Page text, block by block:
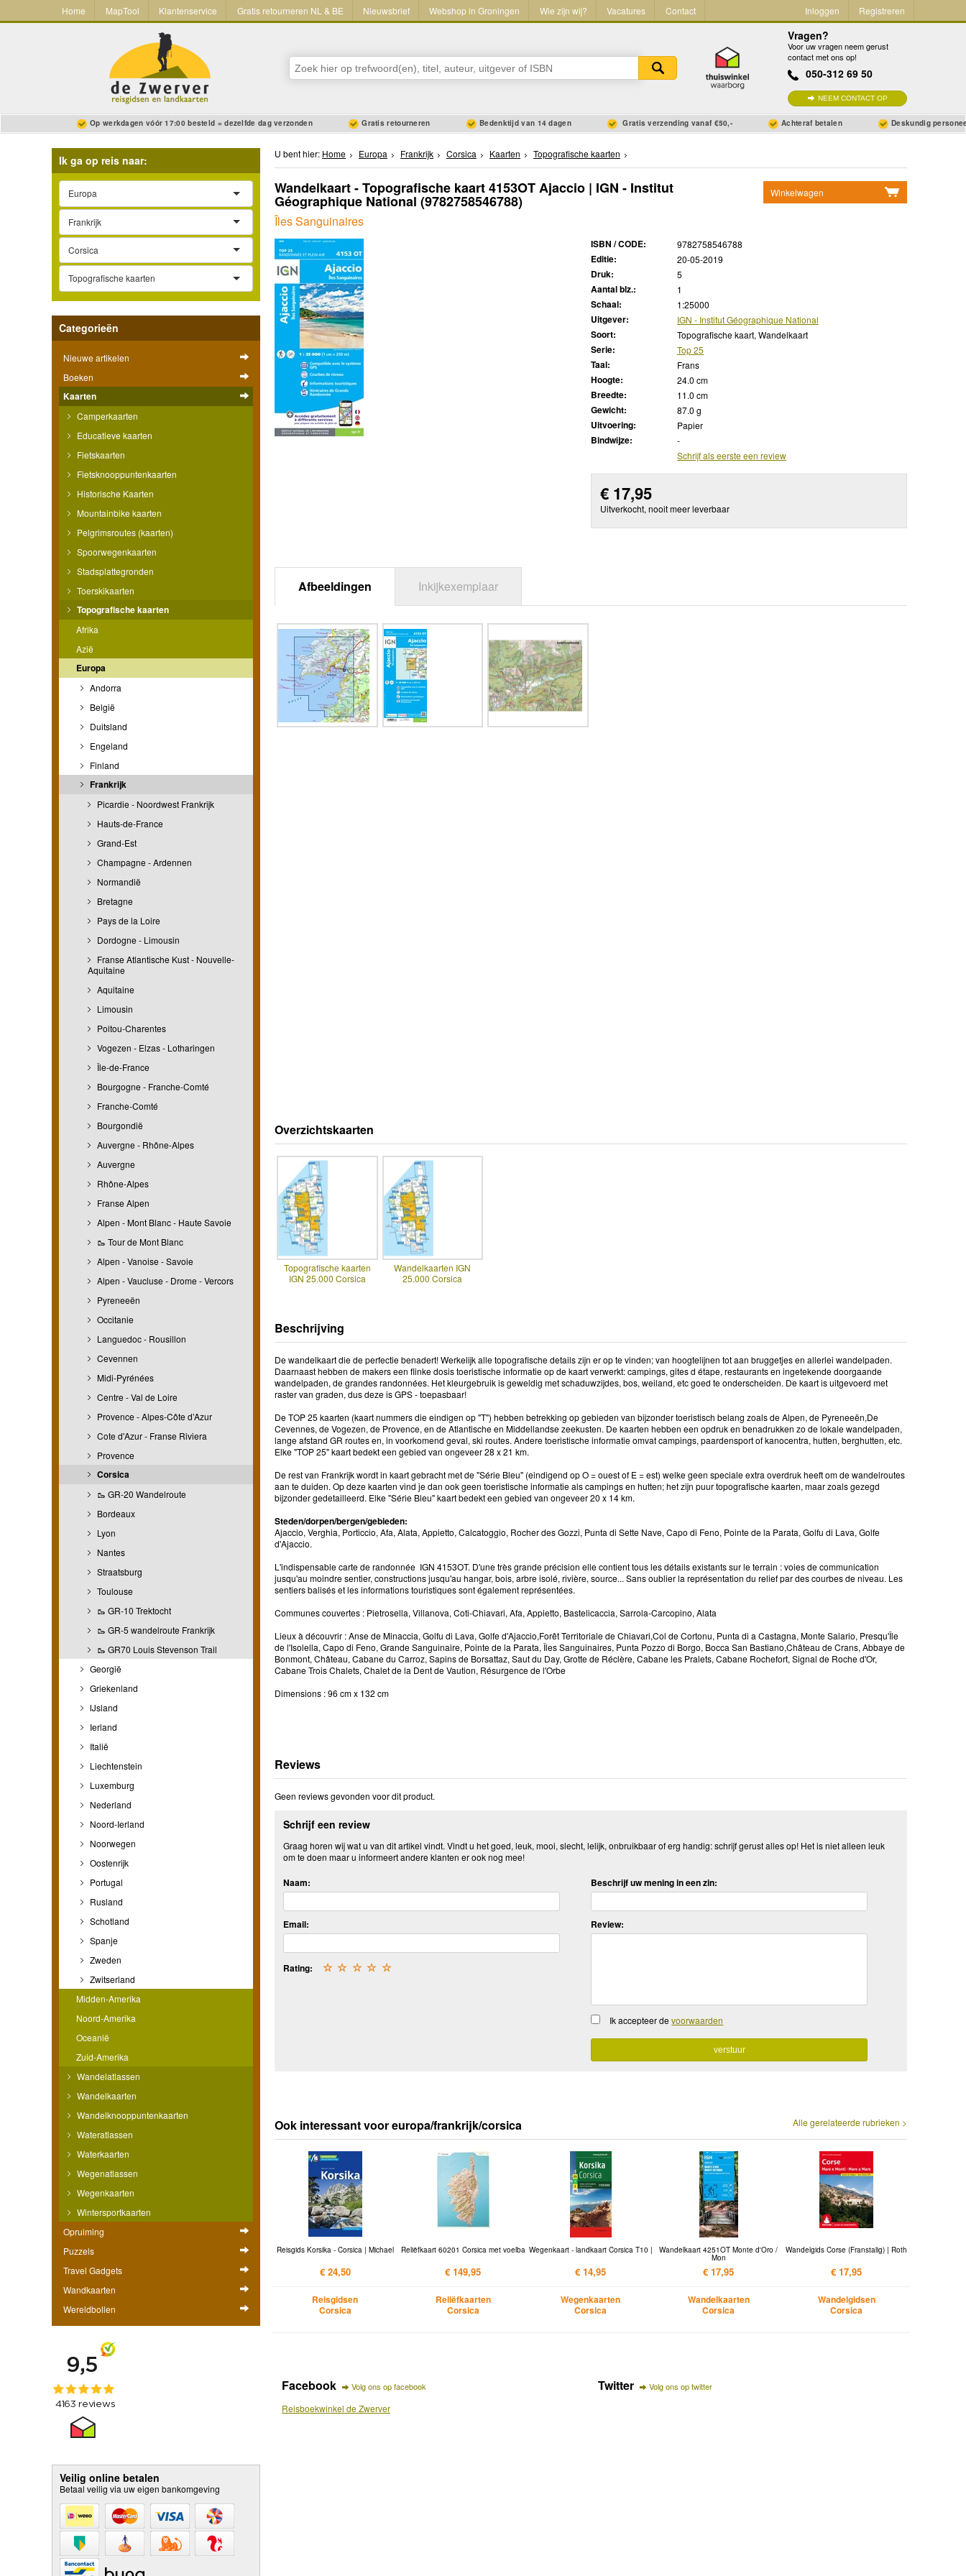
Home MapTool Klantenservice Gratis retourneren NL & BE Nieuwsbrief Webshop in Groningen Wie zijn wij? Vacatures Contact Inloggen Registreren
Vragen?
Voor uw vragen neem gerust
contact met ons op!
050-312 69 50
NEEM CONTACT OP
Op werkdagen vóór 17:00 besteld = dezelfde dag verzonden Gratis retourneren Bedenktijd van 14 dagen Gratis verzending vanaf €50,- Achteraf betalen Deskundig
Ik ga op reis naar:
Europa
Frankrijk
Corsica
Topografische kaarten
Categorieën
Nieuwe artikelen
Boeken
Kaarten
Camperkaarten
Educatieve kaarten
Fietskaarten
Fietsknooppuntenkaarten
Historische Kaarten
Mountainbike kaarten
Pelgrimsroutes (kaarten)
Spoorwegenkaarten
Stadsplattegronden
Toerskikaarten
Topografische kaarten
Afrika
Azië
Europa
Andorra
België
Duitsland
Engeland
Finland
Frankrijk
Picardie - Noordwest Frankrijk
Hauts-de-France
Grand-Est
Champagne - Ardennen
Normandië
Bretagne
Pays de la Loire
Dordogne - Limousin
Franse Atlantische Kust - Nouvelle-
Aquitaine
Aquitaine
Limousin
Poitou-Charentes
Vogezen - Elzas - Lotharingen
Île-de-France
Bourgogne - Franche-Comté
Franche-Comté
Bourgondië
Auvergne - Rhône-Alpes
Auvergne
Rhône-Alpes
Franse Alpen
Alpen - Mont Blanc - Haute Savoie
🥾 Tour de Mont Blanc
Alpen - Vanoise - Savoie
Alpen - Vaucluse - Drome - Vercors
Pyreneeën
Occitanie
Languedoc - Rousillon
Cevennen
Midi-Pyrénées
Centre - Val de Loire
Provence - Alpes-Côte d’Azur
Cote d'Azur - Franse Riviera
Provence
Corsica
🥾 GR-20 Wandelroute
Bordeaux
Lyon
Nantes
Straatsburg
Toulouse
🥾 GR-10 Trektocht
🥾 GR-5 wandelroute Frankrijk
🥾 GR70 Louis Stevenson Trail
Georgië
Griekenland
IJsland
Ierland
Italië
Liechtenstein
Luxemburg
Nederland
Noord-Ierland
Noorwegen
Oostenrijk
Portugal
Rusland
Schotland
Spanje
Zweden
Zwitserland
Midden-Amerika
Noord-Amerika
Oceanië
Zuid-Amerika
Wandelatlassen
Wandelkaarten
Wandelknooppuntenkaarten
Wateratlassen
Waterkaarten
Wegenatlassen
Wegenkaarten
Wintersportkaarten
Opruiming
Puzzels
Travel Gadgets
Wandkaarten
Wereldbollen
Veilig online betalen
Betaal veilig via uw eigen bankomgeving
U bent hier: Home Europa Frankrijk Corsica Kaarten Topografische kaarten
Winkelwagen
Wandelkaart - Topografische kaart 4153OT Ajaccio | IGN - Institut
Géographique National (9782758546788)
Îles Sanguinaires
ISBN / CODE: 9782758546788
Editie: 20-05-2019
Druk: 5
Aantal blz.: 1
Schaal: 1:25000
Uitgever: IGN - Institut Géographique National
Soort: Topografische kaart, Wandelkaart
Serie: Top 25
Taal: Frans
Hoogte: 24.0 cm
Breedte: 11.0 cm
Gewicht: 87.0 g
Uitvoering: Papier
Bindwijze:
-
Schrijf als eerste een review
€ 17,95
Uitverkocht, nooit meer leverbaar
Afbeeldingen Inkijkexemplaar
Overzichtskaarten
Topografische kaarten
IGN 25.000 Corsica
Wandelkaarten IGN
25.000 Corsica
Beschrijving
De wandelkaart die de perfectie benadert! Werkelijk alle topografische details zijn er op te vinden; van hoogtelijnen tot aan bruggetjes en allerlei wandelpaden.
Daarnaast hebben de makers een flinke dosis toeristische informatie op de kaart verwerkt: campings, gites d étape, restaurants en ingetekende doorgaande
wandelpaden, de grandes randonnées. Het kleurgebruik is geweldig met schaduwzijdes, bos, weiland, etc goed te onderscheiden. De kaart is uitgevoerd met
raster van graden, dus deze is GPS - toepasbaar!
De TOP 25 kaarten (kaart nummers die eindigen op "T") hebben betrekking op gebieden van bijzonder toeristisch belang zoals de Alpen, de Pyreneeën,De
Cevennes, de Vogezen, de Provence, en de Atlantische en Middellandse zeekusten. De kaarten hebben een opdruk en benadrukken zo de lokale wandelpaden,
lange afstand GR routes en, in voorkomend geval, ski routes. Andere toeristische informatie omvat campings, paardensport of kanocentra, hutten, berghutten, etc.
Elke "TOP 25" kaart bedekt een gebied van ongeveer 28 x 21 km.
De rest van Frankrijk wordt in kaart gebracht met de "Série Bleu" (eindigend op O = ouest of E = est) welke geen speciale extra overdruk heeft om de wandelroutes
aan te duiden. Op deze kaarten vind je dan ook geen toeristische informatie als campings en hutten; het zijn puur topografische kaarten, maar zoals gezegd
bijzonder gedetailleerd. Elke "Série Bleu" kaart bedekt een gebied van ongeveer 20 x 14 km.
Steden/dorpen/bergen/gebieden:
Ajaccio, Verghia, Porticcio, Afa, Alata, Appietto, Calcatoggio, Rocher des Gozzi, Punta di Sette Nave, Capo di Feno, Pointe de la Parata, Golfu di Lava, Golfe
d'Ajaccio.
L'indispensable carte de randonnée IGN 4153OT. D'une très grande précision elle contient tous les détails existants sur le terrain : voies de communication
jusqu'au moindre sentier, constructions jusqu'au hangar, bois, arbre isolé, rivière, source... Sans oublier la représentation du relief par des courbes de niveau. Les
sentiers balisés et les informations touristiques sont également représentées.
Communes couvertes : Pietrosella, Villanova, Coti-Chiavari, Afa, Appietto, Bastelicaccia, Sarrola-Carcopino, Alata
Lieux à découvrir : Anse de Minaccia, Golfu di Lava, Golfe d'Ajaccio,Forêt Territoriale de Chiavari,Col de Cortonu, Punta di a Castagna, Monte Salario, Presqu'Île
de l'Isolella, Capo di Feno, Grande Sanguinaire, Pointe de la Parata, Îles Sanguinaires, Punta Pozzo di Borgo, Bocca San Bastiano,Château de Crans, Abbaye de
Bonmont, Château, Cabane du Carroz, Sapins de Borsattaz, Saut du Day, Grotte de Réclère, Cabane les Pralets, Cabane Rochefort, Signal de Roche d'Or,
Cabane Trois Chalets, Chalet de la Dent de Vaution, Résurgence de l'Orbe
Dimensions : 96 cm x 132 cm
Reviews
Geen reviews gevonden voor dit product.
Schrijf een review
Graag horen wij wat u van dit artikel vindt. Vindt u het goed, leuk, mooi, slecht, lelijk, onbruikbaar of erg handig: schrijf gerust alles op! Het is niet alleen leuk
om te doen maar u informeert andere klanten er ook nog mee!
Naam:
Email:
Rating: ☆
☆
☆
☆
☆
Beschrijf uw mening in een zin:
Review:
Ik accepteer devoorwaarden
Alle gerelateerde rubrieken >
Ook interessant voor europa/frankrijk/corsica
Reisgids Korsika - Corsica | Michael
€ 24,50
Reisgidsen
Corsica
Reliëfkaart 60201 Corsica met voelba
€ 149,95
Reliëfkaarten
Corsica
Wegenkaart - landkaart Corsica T10 |
€ 14,95
Wegenkaarten
Corsica
Wandelkaart 4251OT Monte d'Oro /
Mon
€ 17,95
Wandelkaarten
Corsica
Wandelgids Corse (Franstalig) | Roth
€ 17,95
Wandelgidsen
Corsica
Facebook Volg ons op facebook
Reisboekwinkel de Zwerver
Twitter Volg ons op twitter